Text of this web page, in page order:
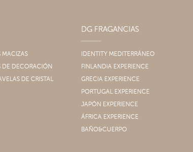
MACIZAS
DE DECORACIÓN
DE CRISTAL
DG FRAGANCIAS
IDENTITY MEDITERRÁNEO
FINLANDIA EXPERIENCE
GRECIA EXPERIENCE
PORTUGAL EXPERIENCE
JAPÓN EXPERIENCE
ÁFRICA EXPERIENCE
BAÑO&CUERPO